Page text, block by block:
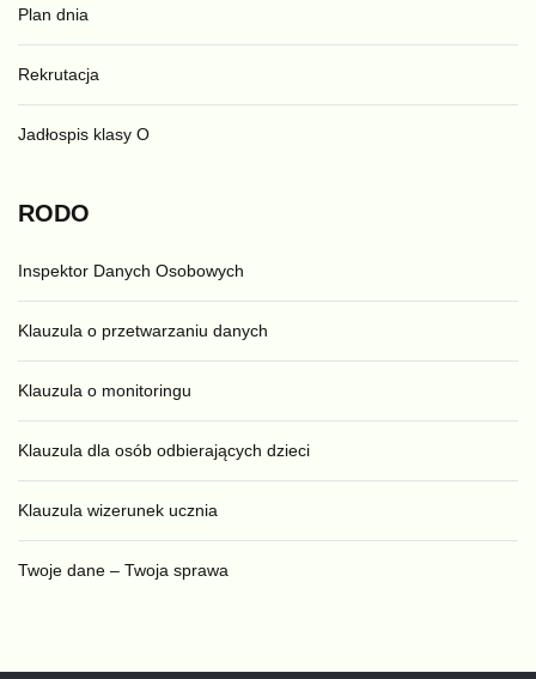
Plan dnia
Rekrutacja
Jadłospis klasy O
RODO
Inspektor Danych Osobowych
Klauzula o przetwarzaniu danych
Klauzula o monitoringu
Klauzula dla osób odbierających dzieci
Klauzula wizerunek ucznia
Twoje dane – Twoja sprawa